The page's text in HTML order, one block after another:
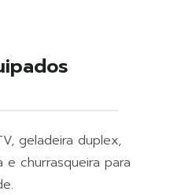
geladeira duplex,
e churrasqueira para